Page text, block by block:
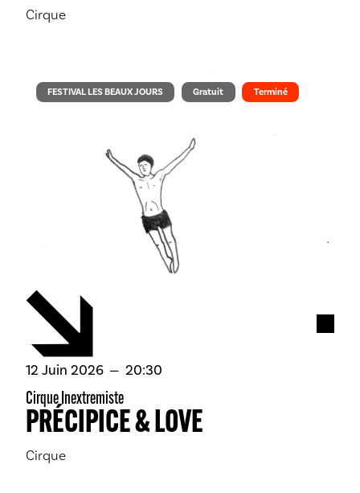
Cirque
Cirque Inextremiste
PRÉCIPICE & LOVE
Cirque
12 juin
Juin 2026 20:30
FESTIVAL LES BEAUX JOURS Gratuit Terminé